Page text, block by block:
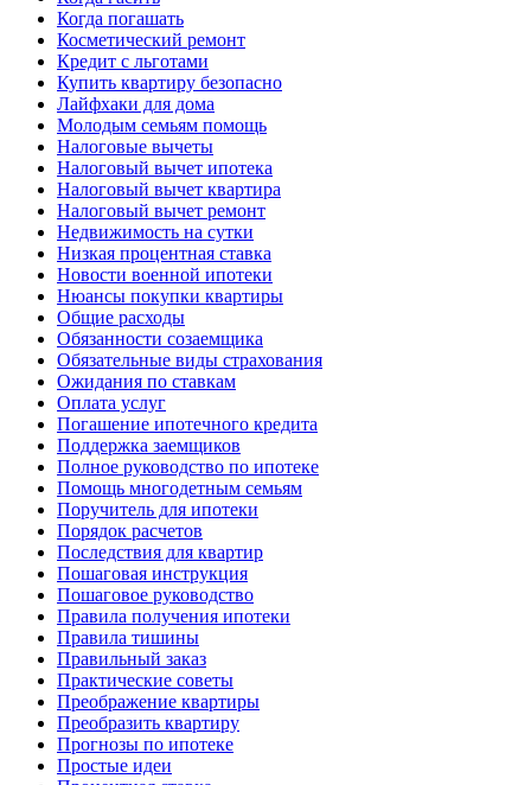
Когда погашать
Косметический ремонт
Кредит с льготами
Купить квартиру безопасно
Лайфхаки для дома
Молодым семьям помощь
Налоговые вычеты
Налоговый вычет ипотека
Налоговый вычет квартира
Налоговый вычет ремонт
Недвижимость на сутки
Низкая процентная ставка
Новости военной ипотеки
Нюансы покупки квартиры
Общие расходы
Обязанности созаемщика
Обязательные виды страхования
Ожидания по ставкам
Оплата услуг
Погашение ипотечного кредита
Поддержка заемщиков
Полное руководство по ипотеке
Помощь многодетным семьям
Поручитель для ипотеки
Порядок расчетов
Последствия для квартир
Пошаговая инструкция
Пошаговое руководство
Правила получения ипотеки
Правила тишины
Правильный заказ
Практические советы
Преображение квартиры
Преобразить квартиру
Прогнозы по ипотеке
Простые идеи